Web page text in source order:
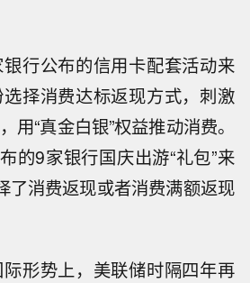
行公布的信用卡配套活动来
择消费达标返现方式，刺激
用“真金白银”权益推动消费。
的9家银行国庆出游“礼包”来
了消费返现或者消费满额返现
形势上，美联储时隔四年再